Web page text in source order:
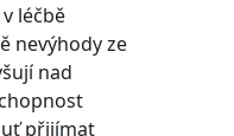
léčbě
nevýhody ze
nad
přijímat